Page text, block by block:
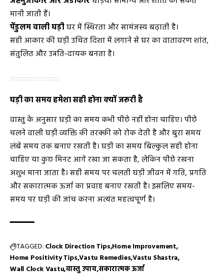
मानी जाती हैं।
पेंडुलम वाली घड़ीघर में स्थिरता और सामंजस्य बढ़ाती है।
सही आकार की घड़ी उचित दिशा में लगाने से घर का वातावरण शांत,
संतुलित और उन्नति-दायक बनता है।
घड़ी का समय हमेशा सही होना क्यों जरूरी है
वास्तु के अनुसार घड़ी का समय कभी पीछे नहीं होना चाहिए। पीछे
चलने वाली घड़ी व्यक्ति की तरक्की को रोक देती है और बुरा समय
लंबे समय तक बनाए रखती है। घड़ी का समय बिल्कुल सही होना
चाहिए या कुछ मिनट आगे रखा जा सकता है, लेकिन पीछे रखना
अशुभ माना जाता है। सही समय पर चलती घड़ी जीवन में गति, प्रगति
और सकारात्मक ऊर्जा का प्रवाह बनाए रखती है। इसलिए समय-
समय पर घड़ी की जांच करना अत्यंत महत्वपूर्ण है।
TAGGED: Clock Direction TipsHome Improvement
Home Positivity TipsVastu RemediesVastu Shastra
Wall Clock Vastuवास्तु उपायसकारात्मक ऊर्जा